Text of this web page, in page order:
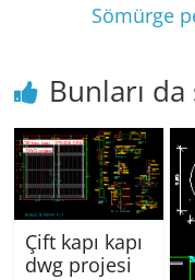
Sömürge
Bunları
Çift kapı kapı
dwg projesi